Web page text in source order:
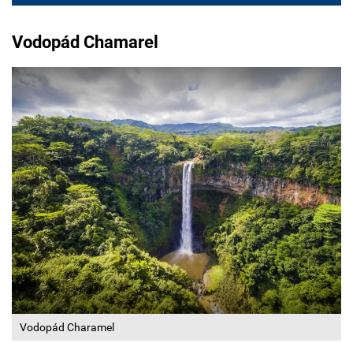
Vodopád Chamarel
Vodopád Charamel